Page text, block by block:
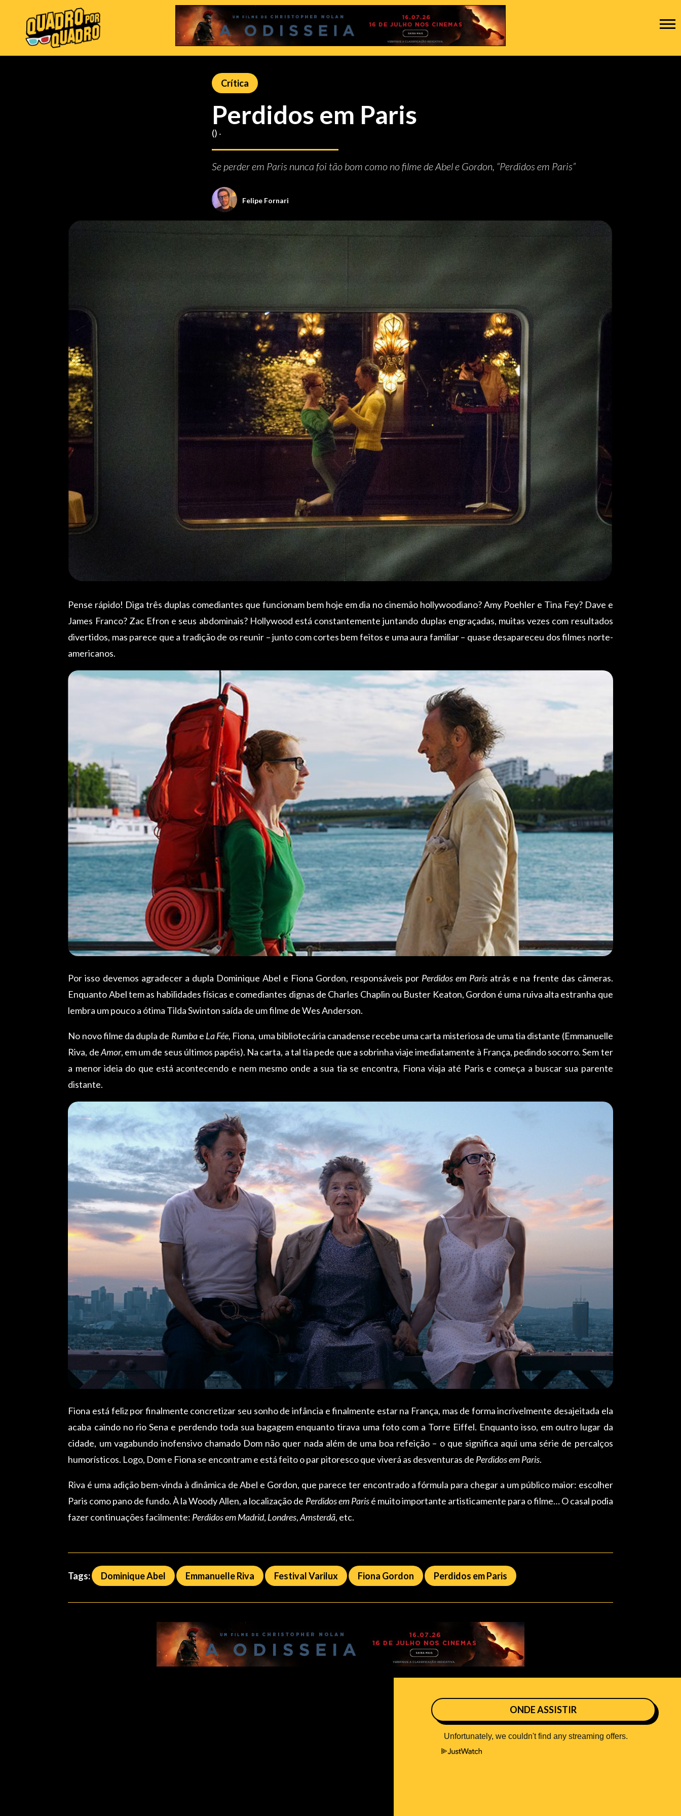
Crítica
Perdidos em Paris
() ‧
Se perder em Paris nunca foi tão bom como no filme de Abel e Gordon, “Perdidos em Paris”
Felipe Fornari
Pense rápido! Diga três duplas comediantes que funcionam bem hoje em dia no cinemão hollywoodiano? Amy Poehler e Tina Fey? Dave e
James Franco? Zac Efron e seus abdominais? Hollywood está constantemente juntando duplas engraçadas, muitas vezes com resultados
divertidos, mas parece que a tradição de os reunir – junto com cortes bem feitos e uma aura familiar – quase desapareceu dos filmes norte-
americanos.
Por isso devemos agradecer a dupla Dominique Abel e Fiona Gordon, responsáveis por Perdidos em Paris atrás e na frente das câmeras.
Enquanto Abel tem as habilidades físicas e comediantes dignas de Charles Chaplin ou Buster Keaton, Gordon é uma ruiva alta estranha que
lembra um pouco a ótima Tilda Swinton saída de um filme de Wes Anderson.
No novo filme da dupla de Rumbae La Fée, Fiona, uma bibliotecária canadense recebe uma carta misteriosa de uma tia distante (Emmanuelle
Riva, deAmor, em um de seus últimos papéis). Na carta, a tal tia pede que a sobrinha viaje imediatamente à França, pedindo socorro. Sem ter
a menor ideia do que está acontecendo e nem mesmo onde a sua tia se encontra, Fiona viaja até Paris e começa a buscar sua parente
distante.
Fiona está feliz por finalmente concretizar seu sonho de infância e finalmente estar na França, mas de forma incrivelmente desajeitada ela
acaba caindo no rio Sena e perdendo toda sua bagagem enquanto tirava uma foto com a Torre Eiffel. Enquanto isso, em outro lugar da
cidade, um vagabundo inofensivo chamado Dom não quer nada além de uma boa refeição – o que significa aqui uma série de percalços
humorísticos. Logo, Dom e Fiona se encontram e está feito o par pitoresco que viverá as desventuras de Perdidos em Paris.
Riva é uma adição bem-vinda à dinâmica de Abel e Gordon, que parece ter encontrado a fórmula para chegar a um público maior: escolher
Paris como pano de fundo. À la Woody Allen, a localização de Perdidos em Parisé muito importante artisticamente para o filme… O casal podia
fazer continuações facilmente: Perdidos em Madrid, Londres,Amsterdã, etc.
Tags: Dominique Abel Emmanuelle Riva Festival Varilux Fiona Gordon Perdidos em Paris
ONDE ASSISTIR